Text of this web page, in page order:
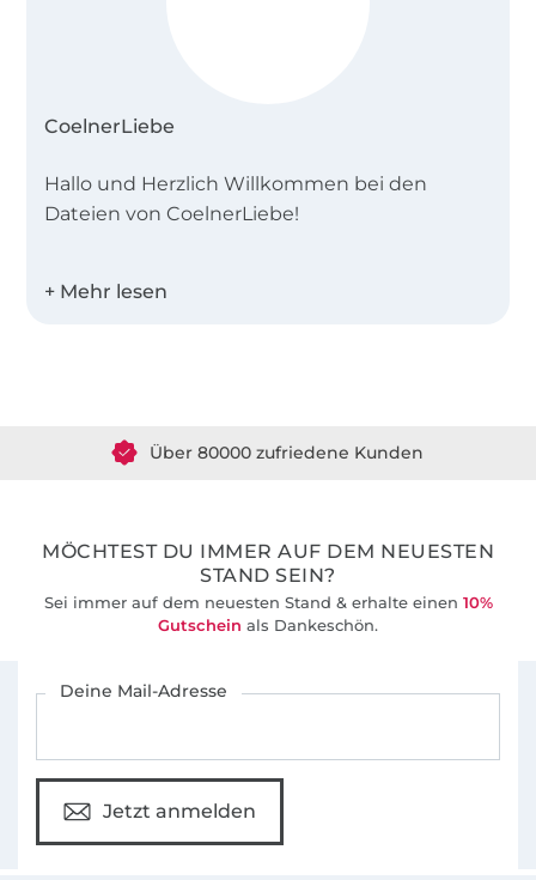
CoelnerLiebe
Hallo und Herzlich Willkommen bei den
Dateien von CoelnerLiebe!
ganze Familie. Wir wünschen Dir viel Freude
MÖCHTEST DU IMMER AUF DEM NEUESTEN
STAND SEIN?
Sei immer auf dem neuesten Stand & erhalte einen 10%
Gutschein als Dankeschön.
Deine Mail-Adresse
Jetzt anmelden